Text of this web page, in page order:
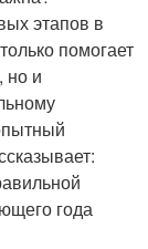
сентябре
в сибири
этапов в
помогает
но и
года